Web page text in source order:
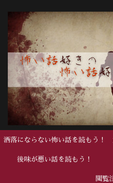
洒落にならない怖い話を読もう！
後味が悪い話を読もう！
閲覧